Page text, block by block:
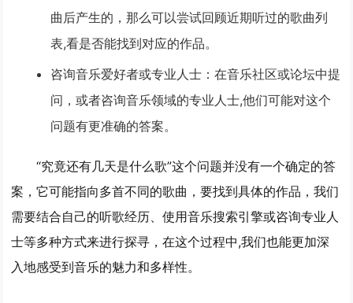
曲后产生的，那么可以尝试回顾近期听过的歌曲列
表,看是否能找到对应的作品。
咨询音乐爱好者或专业人士 ：在音乐社区或论坛中提
问，或者咨询音乐领域的专业人士,他们可能对这个
问题有更准确的答案。
“究竟还有几天是什么歌”这个问题并没有一个确定的答
案，它可能指向多首不同的歌曲，要找到具体的作品，我们
需要结合自己的听歌经历、使用音乐搜索引擎或咨询专业人
士等多种方式来进行探寻，在这个过程中,我们也能更加深
入地感受到音乐的魅力和多样性。